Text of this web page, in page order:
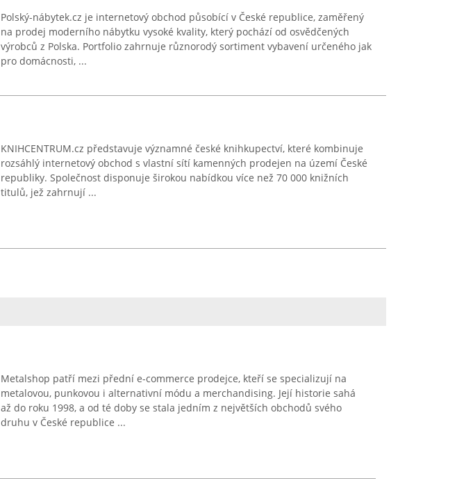
Polský-nábytek.cz je internetový obchod působící v České republice, zaměřený
na prodej moderního nábytku vysoké kvality, který pochází od osvědčených
výrobců z Polska. Portfolio zahrnuje různorodý sortiment vybavení určeného jak
pro domácnosti, ...
KNIHCENTRUM.cz představuje významné české knihkupectví, které kombinuje
rozsáhlý internetový obchod s vlastní sítí kamenných prodejen na území České
republiky. Společnost disponuje širokou nabídkou více než 70 000 knižních
titulů, jež zahrnují ...
Metalshop patří mezi přední e-commerce prodejce, kteří se specializují na
metalovou, punkovou i alternativní módu a merchandising. Její historie sahá
až do roku 1998, a od té doby se stala jedním z největších obchodů svého
druhu v České republice ...